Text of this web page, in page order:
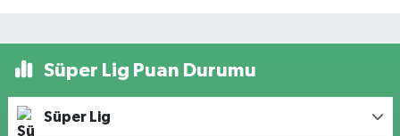
Süper Lig Puan Durumu
Süper Lig